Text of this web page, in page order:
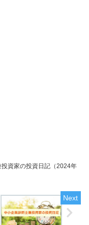
資家の投資日記（2024年